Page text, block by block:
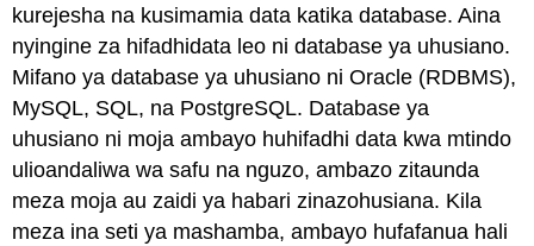
kurejesha na kusimamia data katika database. Aina
nyingine za hifadhidata leo ni database ya uhusiano.
Mifano ya database ya uhusiano ni Oracle (RDBMS),
MySQL, SQL, na PostgreSQL. Database ya
uhusiano ni moja ambayo huhifadhi data kwa mtindo
ulioandaliwa wa safu na nguzo, ambazo zitaunda
meza moja au zaidi ya habari zinazohusiana. Kila
meza ina seti ya mashamba, ambayo hufafanua hali